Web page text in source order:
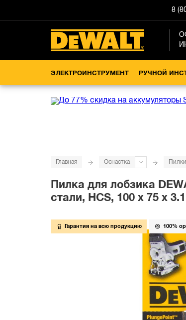
8
ЭЛЕКТРОИНСТРУМЕНТ РУЧНОЙ
Главная Оснастка
Пилка для лобзика
стали, HCS, 100 x 75 x
Гарантия на всю продукцию 100%